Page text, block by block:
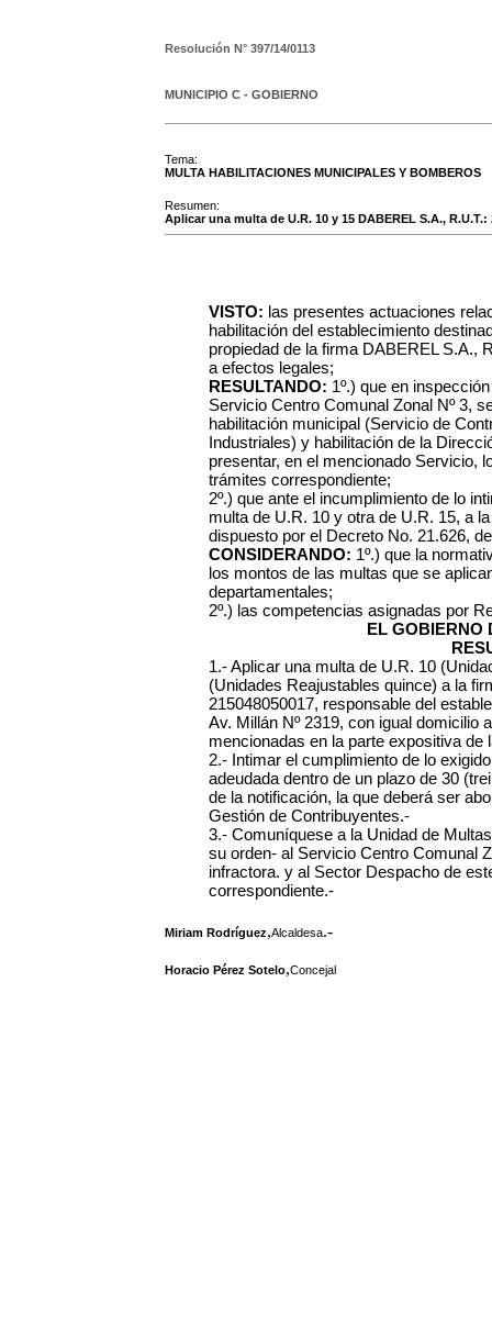
Resolución N° 397/14/0113
MUNICIPIO C - GOBIERNO
Tema:
MULTA HABILITACIONES MUNICIPALES Y BOMBEROS
Resumen:
Aplicar una multa de U.R. 10 y 15 DABEREL S.A.,
VISTO: las presentes actuaciones
habilitación del establecimiento
propiedad de la firma DABEREL S.A.,
a efectos legales;
RESULTANDO: 1º.) que en
Servicio Centro Comunal Zonal Nº 3,
habilitación municipal (Servicio de
Industriales) y habilitación de la
presentar, en el mencionado Servicio,
trámites correspondiente;
2º.) que ante el incumplimiento de lo
multa de U.R. 10 y otra de U.R. 15, a
dispuesto por el Decreto No. 21.626,
CONSIDERANDO: 1º.) que la
los montos de las multas que se
departamentales;
2º.) las competencias asignadas por
EL GOBIERNO
1.- Aplicar una multa de U.R. 10
(Unidades Reajustables quince) a la
215048050017, responsable del
Av. Millán Nº 2319, con igual domicilio
mencionadas en la parte expositiva de
2.- Intimar el cumplimiento de lo
adeudada dentro de un plazo de 30
de la notificación, la que deberá ser
Gestión de Contribuyentes.-
3.- Comuníquese a la Unidad de
su orden- al Servicio Centro Comunal
infractora. y al Sector Despacho de
correspondiente.-
Miriam Rodríguez,Alcaldesa.-
Horacio Pérez Sotelo,Concejal